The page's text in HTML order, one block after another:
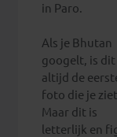
in Paro.
Als je Bhutan
googelt, is dit
altijd de
foto die je
Maar dit is
letterlijk en